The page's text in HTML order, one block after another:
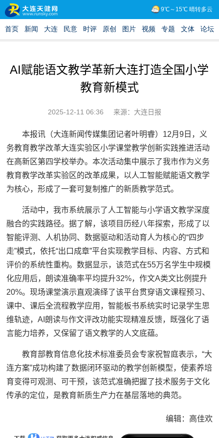
AI赋能语文教学革新大连打造全国小学
教育新模式
2025-12-11 06:36 来源：大连日报
本报讯（大连新闻传媒集团记者叶明睿）12月9日，义
务教育教学改革大连实验区小学课堂教学创新实践推进活动
在高新区第四学校举办。本次活动集中展示了我市作为义务
教育教学改革实验区的改革成果，以人工智能赋能语文教学
为核心，形成了一套可复制推广的新质教学范式。
活动中，我市系统展示了人工智能与小学语文教学深度
融合的实践路径。据了解，该项目历经八年探索，形成了以
智能评测、人机协同、数据驱动和活动育人为核心的“四步
走”模式，依托“出口成章”平台实现教学目标、内容、方式和
评价的系统性重构。数据显示，该范式在55万名学生中规模
化应用后，朗读准确率平均提升32%，作文A类文比例提升
20%。现场课堂演示直观演绎了该平台贯穿语文课程预习、
课中、课后全流程教学应用，智能板书系统实时记录学生思
维轨迹，AI朗读与作文评改功能实现精准反馈，既强化了语
言能力培养，又保留了语文教学的人文底蕴。
教育部教育信息化技术标准委员会专家祝智庭表示，“大
连方案”成功构建了数据闭环驱动的教学创新模型，使素养培
育变得可观测、可干预，该范式准确把握了技术服务于文化
传承的定位，是教育新质生产力在基层落地的典范。
编辑：高佳欢